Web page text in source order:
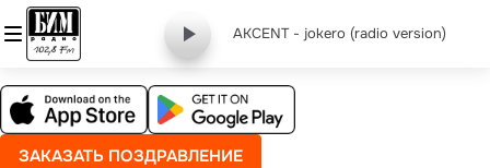
AKCENT - jokero (radio version)
ЗАКАЗАТЬ ПОЗДРАВЛЕНИЕ